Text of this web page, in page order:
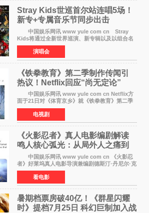
Stray Kids世巡首尔站连唱5场！
新专+专属音乐节同步出击
中国娱乐网讯 www yule com cn Stray
Kids将通过全新世界巡演、新专辑以及以组合名
义打造的专属音乐节等一系列全球活动，开启事
业发展的全新篇章。 Stray Kids将于7月25日
至26日、29日
演唱会
《铁拳教育》第二季制作传闻引
热议！Netflix回应“尚无定论”
中国娱乐网讯 www yule com cn Netflix方
面于21日对《体育京乡》就《铁拳教育》第二季
制作传闻划清界限，表示尚无定论。然而，业界
却有传闻称已就《铁拳教育》第二季的制作展开
了讨论——《
电视剧
《火影忍者》真人电影编剧解读
鸣人核心弧光：从局外人之痛到
自我觉醒
中国娱乐网讯 www yule com cn 《火影忍
者》好莱坞真人电影导演兼编剧德斯汀·丹尼尔·克
雷顿近日在采访中分享了对主角鸣人成长弧光的
理解，透露电影将深入探索鸣人作为局外人的情
感历程。
看电影
暑期档票房破40亿！《群星闪耀
时》提档7月25日 科幻巨制加入战